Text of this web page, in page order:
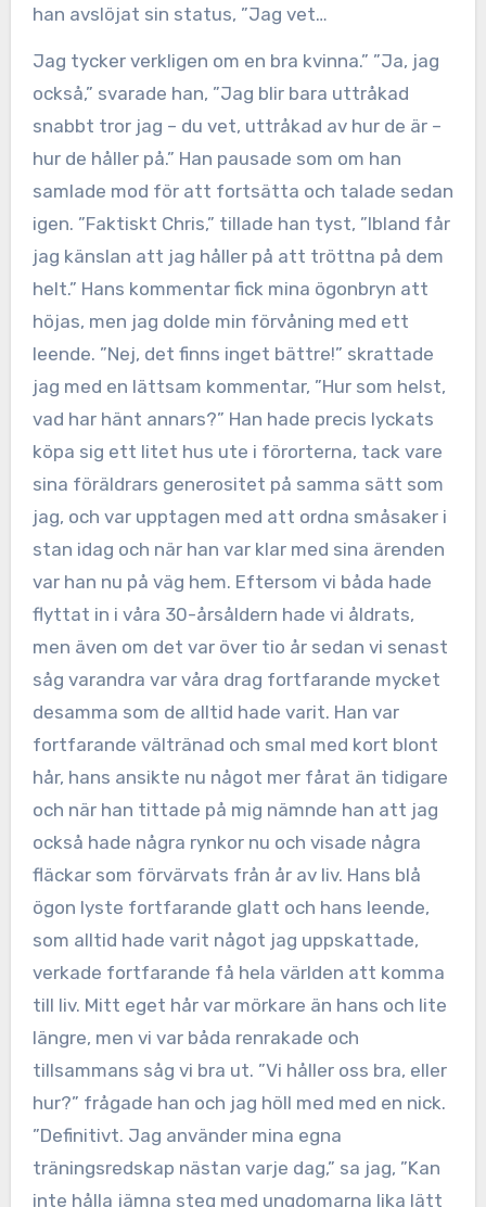
han avslöjat sin status, ”Jag vet…
Jag tycker verkligen om en bra kvinna.” ”Ja, jag
också,” svarade han, ”Jag blir bara uttråkad
snabbt tror jag – du vet, uttråkad av hur de är –
hur de håller på.” Han pausade som om han
samlade mod för att fortsätta och talade sedan
igen. ”Faktiskt Chris,” tillade han tyst, ”Ibland får
jag känslan att jag håller på att tröttna på dem
helt.” Hans kommentar fick mina ögonbryn att
höjas, men jag dolde min förvåning med ett
leende. ”Nej, det finns inget bättre!” skrattade
jag med en lättsam kommentar, ”Hur som helst,
vad har hänt annars?” Han hade precis lyckats
köpa sig ett litet hus ute i förorterna, tack vare
sina föräldrars generositet på samma sätt som
jag, och var upptagen med att ordna småsaker i
stan idag och när han var klar med sina ärenden
var han nu på väg hem. Eftersom vi båda hade
flyttat in i våra 30-årsåldern hade vi åldrats,
men även om det var över tio år sedan vi senast
såg varandra var våra drag fortfarande mycket
desamma som de alltid hade varit. Han var
fortfarande vältränad och smal med kort blont
hår, hans ansikte nu något mer fårat än tidigare
och när han tittade på mig nämnde han att jag
också hade några rynkor nu och visade några
fläckar som förvärvats från år av liv. Hans blå
ögon lyste fortfarande glatt och hans leende,
som alltid hade varit något jag uppskattade,
verkade fortfarande få hela världen att komma
till liv. Mitt eget hår var mörkare än hans och lite
längre, men vi var båda renrakade och
tillsammans såg vi bra ut. ”Vi håller oss bra, eller
hur?” frågade han och jag höll med med en nick.
”Definitivt. Jag använder mina egna
träningsredskap nästan varje dag,” sa jag, ”Kan
inte hålla jämna steg med ungdomarna lika lätt